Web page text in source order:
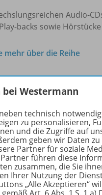
Audio-
backs sowie
mehr über die Reihe
Fidelio Musikbücher
Ausgabe 2014
Musikbuch 4
Lieferbar
Westermann
technisch
zu personalisieren,
und die Zugriffe auf
geben wir Daten
Partner für soziale
führen diese
zusammen, die Sie
Ihrer Nutzung der
„Alle Akzeptieren“